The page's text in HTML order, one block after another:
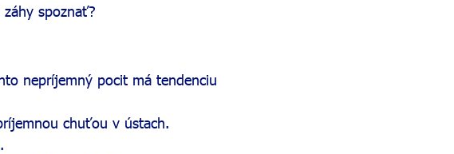
spoznať?
nepríjemný pocit má tendenciu
chuťou v ústach.